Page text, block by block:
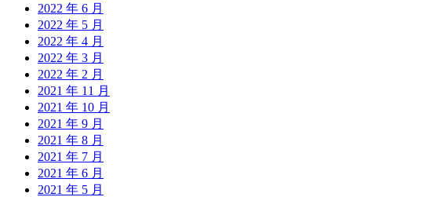
2022 年 6 月
2022 年 5 月
2022 年 4 月
2022 年 3 月
2022 年 2 月
2021 年 11 月
2021 年 10 月
2021 年 9 月
2021 年 8 月
2021 年 7 月
2021 年 6 月
2021 年 5 月